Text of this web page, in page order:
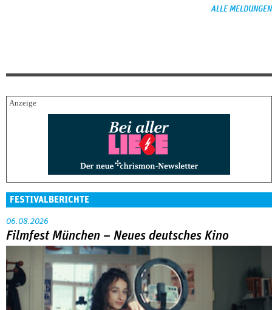
ALLE MELDUNGEN
FESTIVALBERICHTE
06.08.2026
Filmfest München – Neues deutsches Kino